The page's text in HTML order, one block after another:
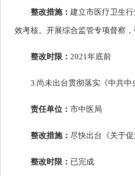
整改措施： 建立市医疗卫生
效考核。开展综合监管专项督察
整改时限： 2021年底前
3.尚未出台贯彻落实《中共
责任单位： 市中医局
整改措施： 尽快出台《关于
整改时限： 已完成